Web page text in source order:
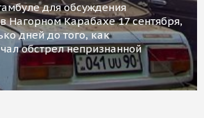
для обсуждения
Нагорном Карабахе 17 сентября,
дней до того, как
обстрел непризнанной